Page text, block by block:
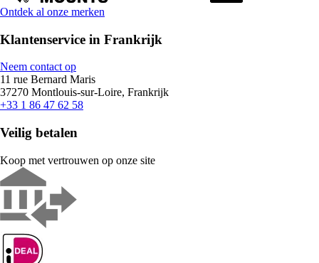
Ontdek al onze merken
Klantenservice in Frankrijk
Neem contact op
11 rue Bernard Maris
37270 Montlouis-sur-Loire, Frankrijk
+33 1 86 47 62 58
Veilig betalen
Koop met vertrouwen op onze site